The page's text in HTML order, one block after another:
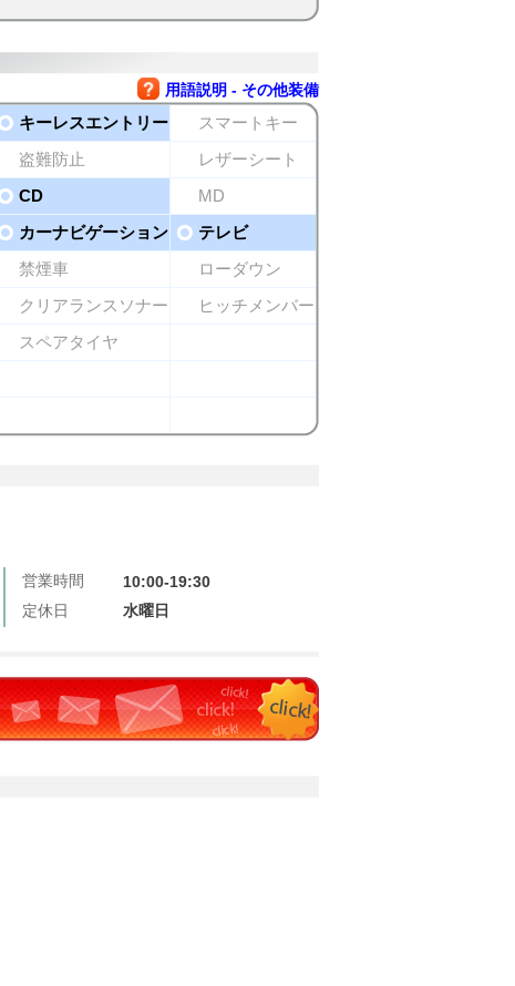
用語説明 - その他装備
キーレスエントリー
スマートキー
盗難防止
レザーシート
CD
MD
カーナビゲーション
テレビ
禁煙車
ローダウン
クリアランスソナー
ヒッチメンバー
スペアタイヤ
営業時間
10:00-19:30
定休日 水曜日